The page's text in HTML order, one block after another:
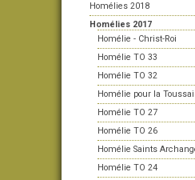
Homélies 2018
Homélies 2017
Homélie - Christ-Roi
Homélie TO 33
Homélie TO 32
Homélie pour la
Homélie TO 27
Homélie TO 26
Homélie Saints
Homélie TO 24